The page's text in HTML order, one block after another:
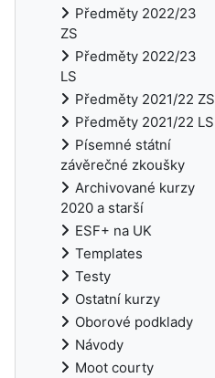
Předměty 2022/23
ZS
Předměty 2022/23
LS
Předměty 2021/22 ZS
Předměty 2021/22 LS
Písemné státní
závěrečné zkoušky
Archivované kurzy
2020 a starší
ESF+ na UK
Templates
Testy
Ostatní kurzy
Oborové podklady
Návody
Moot courty